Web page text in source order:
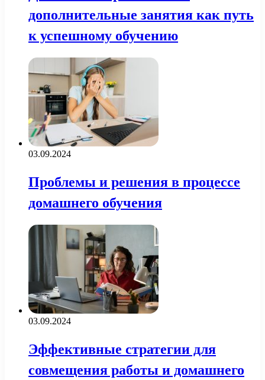
дополнительные занятия как путь
к успешному обучению
03.09.2024
Проблемы и решения в процессе
домашнего обучения
03.09.2024
Эффективные стратегии для
совмещения работы и домашнего